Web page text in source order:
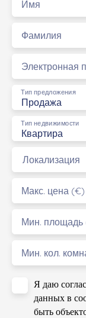
Имя
Фамилия
Электронная
Продажа
Тип предложения
Квартира
Тип недвижимости
Локализация
Макс. цена (€)
Мин. площадь
Мин. кол.
Я даю
данных в
быть